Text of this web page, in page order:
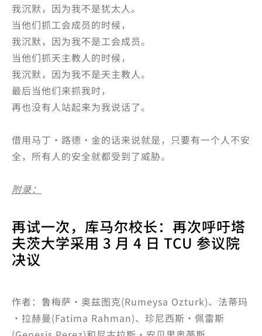
我沉默，因为我不是犹太人。
当他们抓工会成员的时候，
我沉默，因为我不是工会成员。
当他们抓天主教人的时候，
我沉默，因为我不是天主教人。
最后当他们来抓我时，
再也没有人站起来为我说话了。
借用马丁·路德·金的话来说就是，只要有一个人不安
全，所有人的安全就都受到了威胁。
附录：
再试一次，库马尔校长：再次呼吁塔
夫茨大学采用 3 月 4 日 TCU 参议院
决议
作者：鲁梅萨·奥兹图克(Rumeysa Ozturk)、法蒂玛
·拉赫曼(Fatima Rahman)、珍尼西斯·佩雷斯